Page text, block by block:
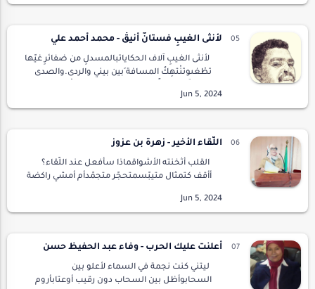
لأنثى الغيبِ فستانٌ أنيقْ - محمد أحمد علي
لأنثى الغيبِ آلاف الحكاياتبالمسدلِ من ضفائرِ غيّها
تطْغىوتنْتهِكُ المسافة َبين بيني والردى.والصدى
يُشْرَبُ، مِلء مِنقارٍ أم…
اللّقاء الأخير - زهرة بن عزوز
القلب أثخنته الأشواقماذا سأفعل عند اللّقاء؟
أأقف كتمثال متيبّسمتحجّر متجمّدأم أمشي راكضة
الحياة ثابتةكي لا تنثنيماذا سأقول عند اللّقاء…
أعلنت عليك الحرب - وفاء عبد الحفيظ حسن
ليتني كنت نجمة في السماء لأعلو بين
السحابوأظل بين السحاب دون رقيب أوعتابأروم